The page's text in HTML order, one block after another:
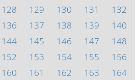
128 129 130 131
132
136 137 138 139
140
144 145 146 147
148
152 153 154 155
156
160 161 162 163
164